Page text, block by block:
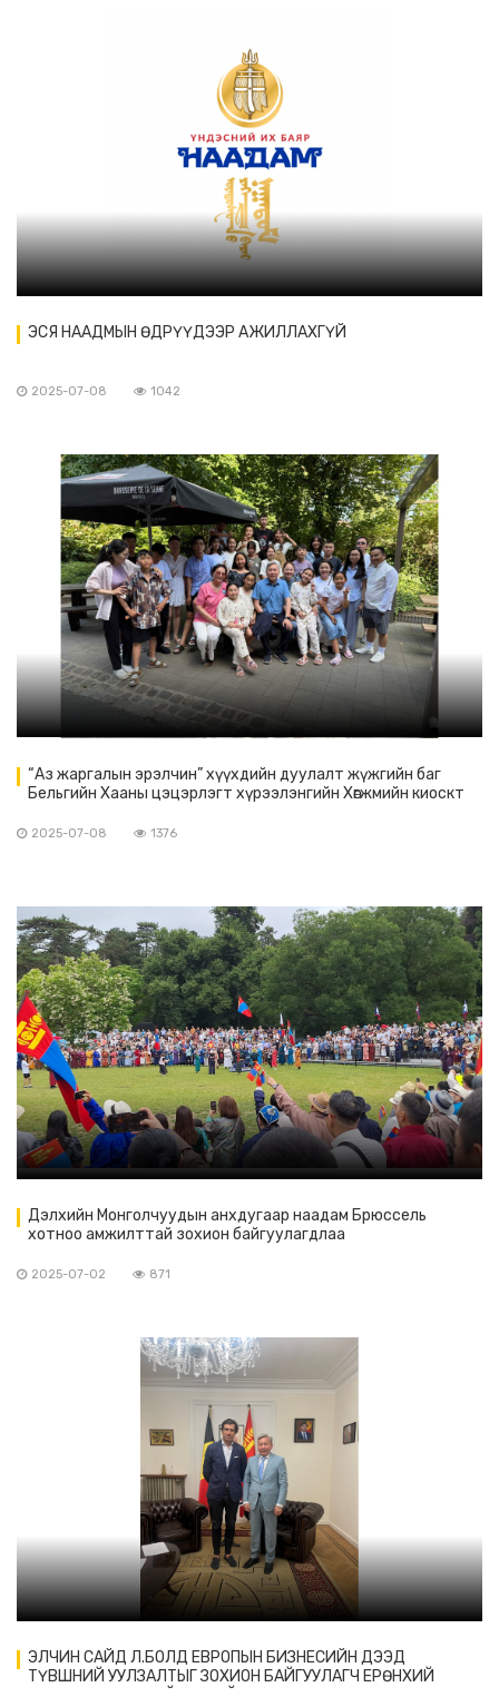
ЭСЯ НААДМЫН ӨДРҮҮДЭЭР АЖИЛЛАХГҮЙ
2025-07-08 1042
“Аз жаргалын эрэлчин” хүүхдийн дуулалт жүжгийн баг
Бельгийн Хааны цэцэрлэгт хүрээлэнгийн Хөгжмийн киоскт
2025-07-08 1376
Дэлхийн Монголчуудын анхдугаар наадам Брюссель
хотноо амжилттай зохион байгуулагдлаа
2025-07-02 871
ЭЛЧИН САЙД Л.БОЛД ЕВРОПЫН БИЗНЕСИЙН ДЭЭД
ТҮВШНИЙ УУЛЗАЛТЫГ ЗОХИОН БАЙГУУЛАГЧ ЕРӨНХИЙ